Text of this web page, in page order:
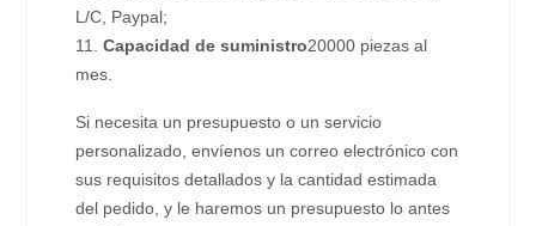
L/C, Paypal;
11.Capacidad de suministro20000 piezas al
mes.
Si necesita un presupuesto o un servicio
personalizado, envíenos un correo electrónico con
sus requisitos detallados y la cantidad estimada
del pedido, y le haremos un presupuesto lo antes